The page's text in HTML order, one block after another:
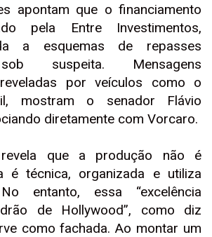
apontam que o financiamento
pela Entre Investimentos,
a esquemas de repasses
suspeita. Mensagens
por veículos como o
mostram o senador Flávio
diretamente com Vorcaro.
que a produção não é
é técnica, organizada e utiliza
entanto, essa “excelência
de Hollywood”, como diz
como fachada. Ao montar um